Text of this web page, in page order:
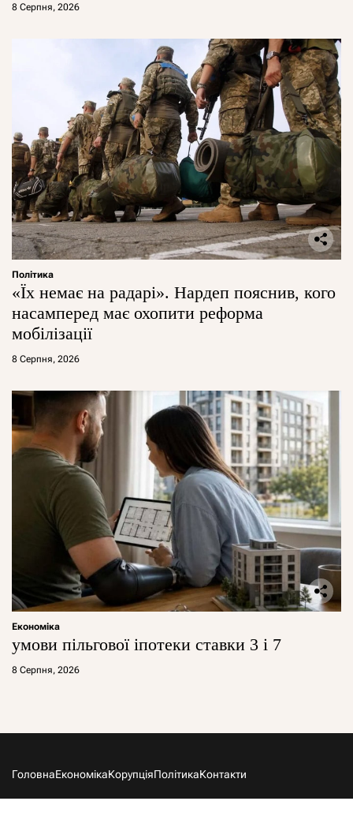
8 Серпня, 2026
Політика
«Їх немає на радарі». Нардеп пояснив, кого
насамперед має охопити реформа
мобілізації
8 Серпня, 2026
Економіка
умови пільгової іпотеки ставки 3 і 7
8 Серпня, 2026
ГоловнаЕкономікаКорупціяПолітикаКонтакти